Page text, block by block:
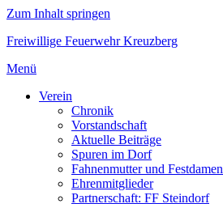
Zum Inhalt springen
Freiwillige Feuerwehr Kreuzberg
Menü
Verein
Chronik
Vorstandschaft
Aktuelle Beiträge
Spuren im Dorf
Fahnenmutter und
Ehrenmitglieder
Partnerschaft: FF Steindorf